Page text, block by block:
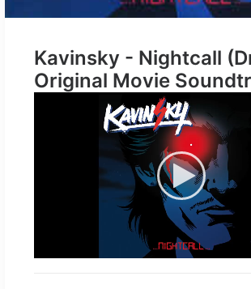
Kavinsky - Nightcall
Original Movie